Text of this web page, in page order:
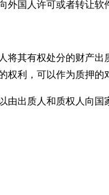
外国人许可或者转让
将其有权处分的财产
权利，可以作为质押的
由出质人和质权人向